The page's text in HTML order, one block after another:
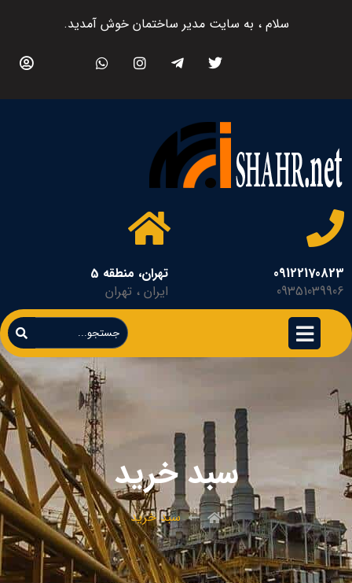
سلام ، به سایت مدیر ساختمان خوش آمدید.
09122170823
09351039906
تهران، منطقه 5
ایران ، تهران
سبد خرید
سبد خرید